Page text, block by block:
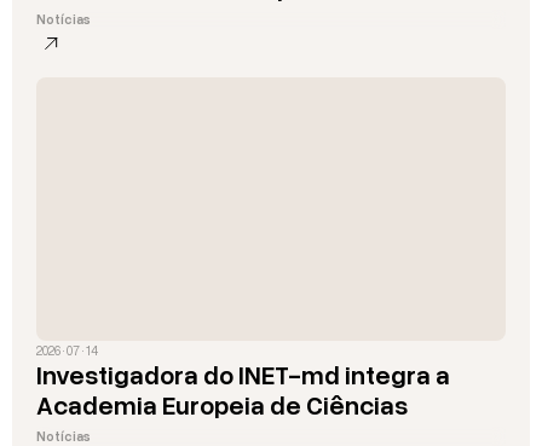
Notícias
2026 · 07 · 14
Investigadora do INET-md integra a
Academia Europeia de Ciências
Notícias